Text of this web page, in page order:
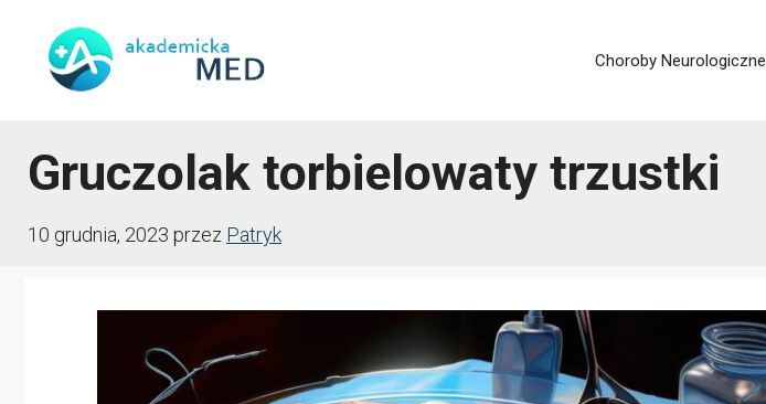
Choroby Neurologiczne
Gruczolak torbielowaty trzustki
10 grudnia, 2023 przez Patryk